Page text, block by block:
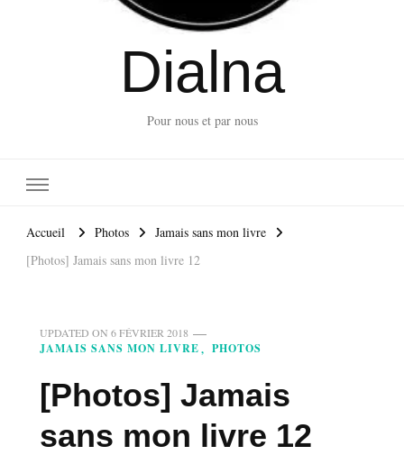
Dialna
Pour nous et par nous
Accueil Photos
Jamais sans mon livre
[Photos] Jamais sans mon livre 12
UPDATED ON 6 FÉVRIER 2018
JAMAIS SANS MON LIVRE PHOTOS
[Photos] Jamais
sans mon livre 12